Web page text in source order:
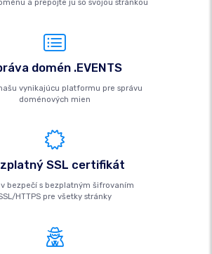
a prepojte ju so svojou stránkou
domén .EVENTS
vynikajúcu platformu pre správu
doménových mien
SSL certifikát
bezpečí s bezplatným šifrovaním
HTTPS pre všetky stránky